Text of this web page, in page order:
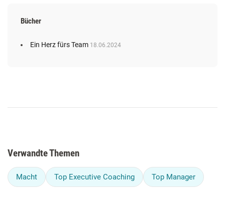
Bücher
Ein Herz fürs Team 18.06.2024
Verwandte Themen
Macht Top Executive Coaching Top Manager